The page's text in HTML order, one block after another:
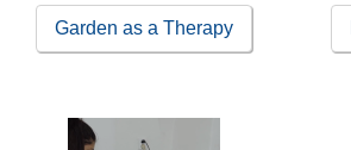
Garden as a Therapy